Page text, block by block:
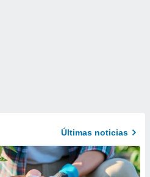
Últimas noticias